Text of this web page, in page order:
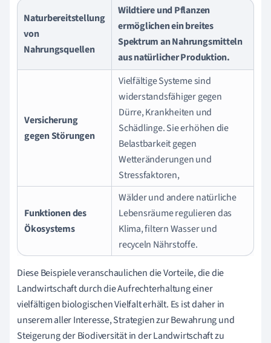
Naturbereitstellung
von
Nahrungsquellen
Wildtiere und Pflanzen
ermöglichen ein breites
Spektrum an Nahrungsmitteln
aus natürlicher Produktion.
Versicherung
gegen Störungen
Vielfältige Systeme sind
widerstandsfähiger gegen
Dürre, Krankheiten und
Schädlinge. Sie erhöhen die
Belastbarkeit gegen
Wetteränderungen und
Stressfaktoren,
Funktionen des
Ökosystems
Wälder und andere natürliche
Lebensräume regulieren das
Klima, filtern Wasser und
recyceln Nährstoffe.
Diese Beispiele veranschaulichen die Vorteile, die die
Landwirtschaft durch die Aufrechterhaltung einer
vielfältigen biologischen Vielfalt erhält. Es ist daher in
unserem aller Interesse, Strategien zur Bewahrung und
Steigerung der Biodiversität in der Landwirtschaft zu